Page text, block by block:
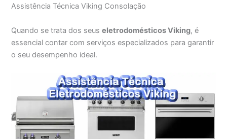
Assistência Técnica Viking Consolação
Quando se trata dos seuseletrodomésticos Viking, é
essencial contar com serviços especializados para garantir
o seu desempenho ideal.